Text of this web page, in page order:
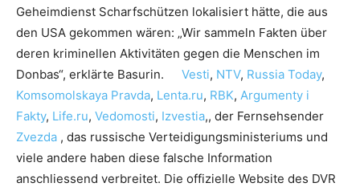
Geheimdienst Scharfschützen lokalisiert hätte, die aus
den USA gekommen wären: „Wir sammeln Fakten über
deren kriminellen Aktivitäten gegen die Menschen im
Donbas“, erklärte Basurin. Vesti, NTV, Russia Today,
Komsomolskaya Pravda, Lenta.ru, RBK, Argumenty i
Fakty, Life.ru, Vedomosti, Izvestia,, der Fernsehsender
Zvezda , das russische Verteidigungsministeriums und
viele andere haben diese falsche Information
anschliessend verbreitet. Die offizielle Website des DVR